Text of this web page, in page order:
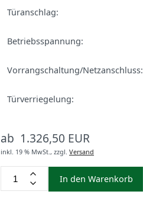
Türanschlag:
Betriebsspannung:
Vorrangschaltung/Netzanschluss:
Türverriegelung:
ab 1.326,50 EUR
inkl. 19 % MwSt., zzgl. Versand
In den Warenkorb